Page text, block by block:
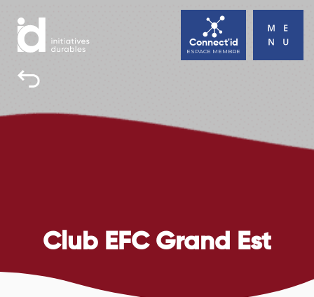
TOUS UNE BONNE RAISON D’AGIR
Connect'id
ESPACE MEMBRE
Club EFC Grand Est